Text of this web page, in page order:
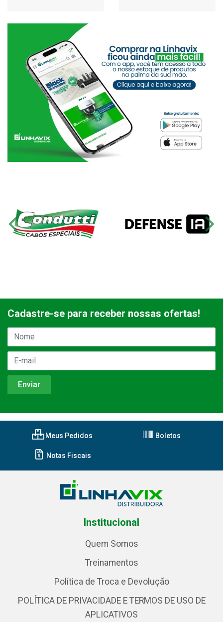
Cadastre-se para receber nossas ofertas!
Meus Pedidos Boletos
Notas Fiscais
Institucional
Quem Somos
Treinamentos
Política de Troca e Devolução
POLÍTICA DE PRIVACIDADE E TERMOS DE USO DE
APLICATIVOS